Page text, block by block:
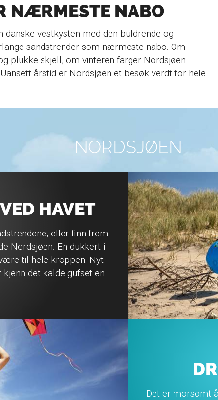
NÆRMESTE NABO
danske vestkysten med den buldrende og
sandstrender som nærmeste nabo. Om
plukke skjell, om vinteren farger Nordsjøen
årstid er Nordsjøen et besøk verdt for hele
NORDSJØEN
HAVET
eller finn frem
Nordsjøen. En dukkert i
til hele kroppen. Nyt
det kalde gufset en
Det er morsomt